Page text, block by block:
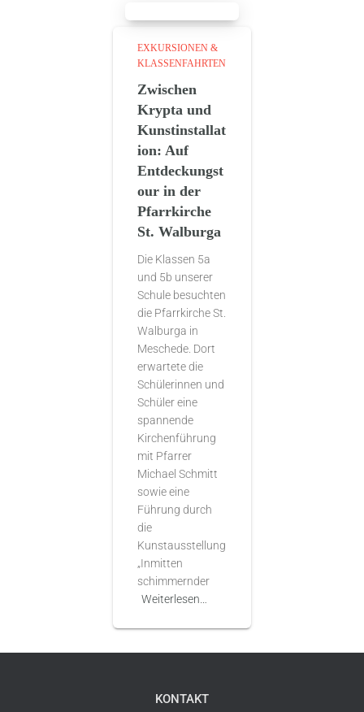
EXKURSIONEN &
KLASSENFAHRTEN
Zwischen
Krypta und
Kunstinstallat
ion: Auf
Entdeckungst
our in der
Pfarrkirche
St. Walburga
Die Klassen 5a
und 5b unserer
Schule besuchten
die Pfarrkirche St.
Walburga in
Meschede. Dort
erwartete die
Schülerinnen und
Schüler eine
spannende
Kirchenführung
mit Pfarrer
Michael Schmitt
sowie eine
Führung durch
die
Kunstausstellung
„Inmitten
schimmernder
Weiterlesen…
KONTAKT